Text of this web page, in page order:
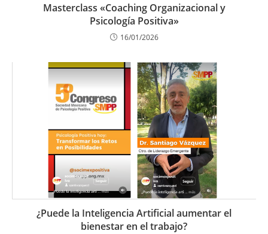
Masterclass «Coaching Organizacional y
Psicología Positiva»
16/01/2026
¿Puede la Inteligencia Artificial aumentar el
bienestar en el trabajo?